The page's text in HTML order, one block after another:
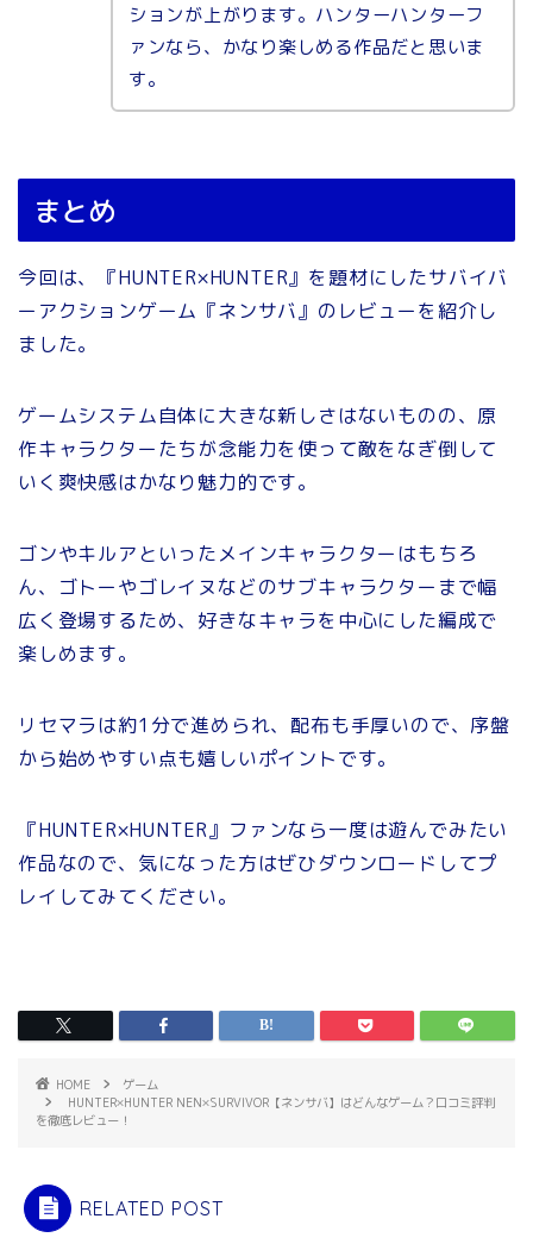
ションが上がります。ハンターハンターフ
ァンなら、かなり楽しめる作品だと思いま
す。
まとめ
今回は、『HUNTER×HUNTER』を題材にしたサバイバ
ーアクションゲーム『ネンサバ』のレビューを紹介し
ました。
ゲームシステム自体に大きな新しさはないものの、原
作キャラクターたちが念能力を使って敵をなぎ倒して
いく爽快感はかなり魅力的です。
ゴンやキルアといったメインキャラクターはもちろ
ん、ゴトーやゴレイヌなどのサブキャラクターまで幅
広く登場するため、好きなキャラを中心にした編成で
楽しめます。
リセマラは約1分で進められ、配布も手厚いので、序盤
から始めやすい点も嬉しいポイントです。
『HUNTER×HUNTER』ファンなら一度は遊んでみたい
作品なので、気になった方はぜひダウンロードしてプ
レイしてみてください。
HOME
ゲーム
HUNTER×HUNTER NEN×SURVIVOR【ネンサバ】はどんなゲーム？口コミ評判
を徹底レビュー！
RELATED POST